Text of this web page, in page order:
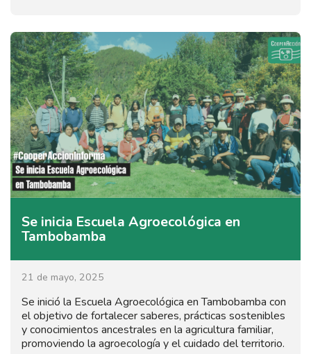
Se inicia Escuela Agroecológica en
Tambobamba
21 de mayo, 2025
Se inició la Escuela Agroecológica en Tambobamba con
el objetivo de fortalecer saberes, prácticas sostenibles
y conocimientos ancestrales en la agricultura familiar,
promoviendo la agroecología y el cuidado del territorio.